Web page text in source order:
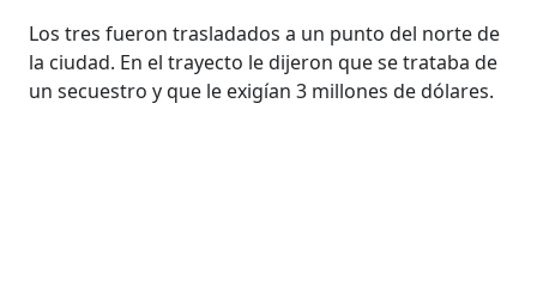
Los tres fueron trasladados a un punto del norte de
la ciudad. En el trayecto le dijeron que se trataba de
un secuestro y que le exigían 3 millones de dólares.